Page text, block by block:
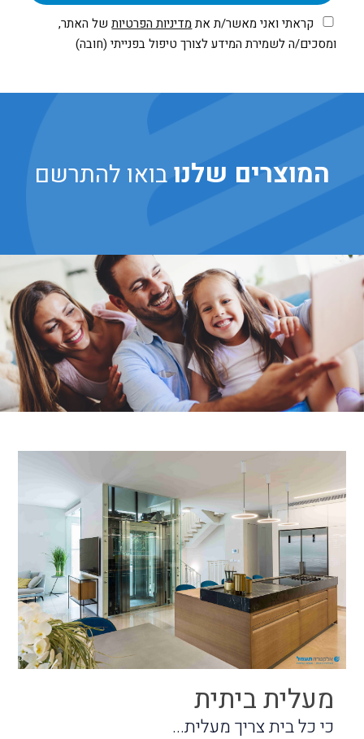
קראתי ואני מאשר/ת את מדיניות הפרטיותשל האתר,
ומסכים/ה לשמירת המידע לצורך טיפול בפנייתי (חובה)
המוצרים שלנובואו להתרשם
מעלית ביתית
כי כל בית צריך מעלית...